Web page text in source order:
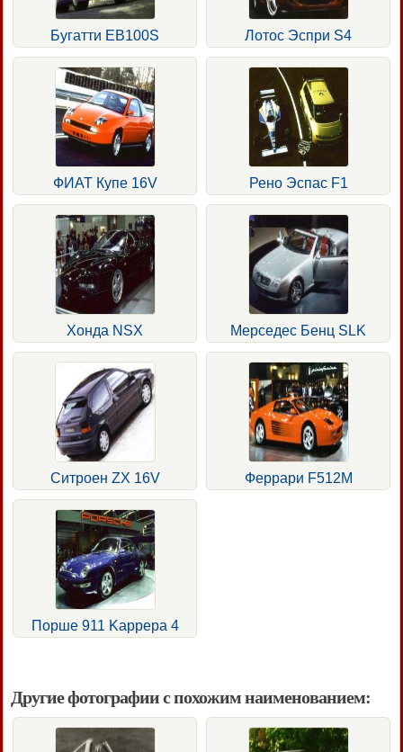
Бугатти ЕВ100S Лотос Эспри S4
ФИАТ Купе 16V Рено Эспас F1
Хонда NSX Мерседес Бенц SLK
Ситроен ZX 16V Феррари F512M
Порше 911 Kappepa 4
Другие фотографии с похожим наименованием: